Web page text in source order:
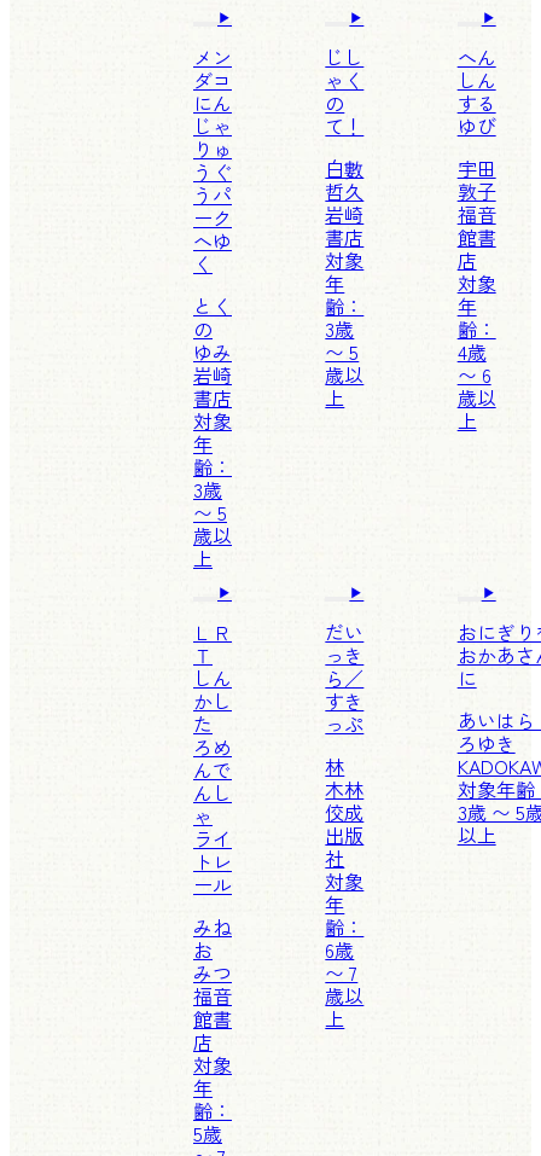
メン
ダコ
にん
じゃ
りゅ
うぐ
うパ
ーク
へゆ
く
とく
の
ゆみ
岩崎
書店
対象
年
齢：
3歳
〜 5
歳以
上
じし
ゃく
の
て！
白數
哲久
岩崎
書店
対象
年
齢：
3歳
〜 5
歳以
上
へん
しん
する
ゆび
宇田
敦子
福音
館書
店
対象
年
齢：
4歳
〜 6
歳以
上
ＬＲ
Ｔ
しん
かし
た
ろめ
んで
んし
ゃ
ライ
トレ
ール
みね
お
みつ
福音
館書
店
対象
年
齢：
5歳
だい
っき
ら／
すき
っぷ
林
木林
佼成
出版
社
対象
年
齢：
6歳
〜 7
歳以
上
おにぎり
おかあさ
に
あいはら
ろゆき
対象年齢
3歳 〜 5
以上